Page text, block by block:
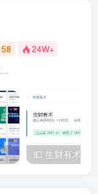
58 24W+
源 年费用户微信私信获取权限